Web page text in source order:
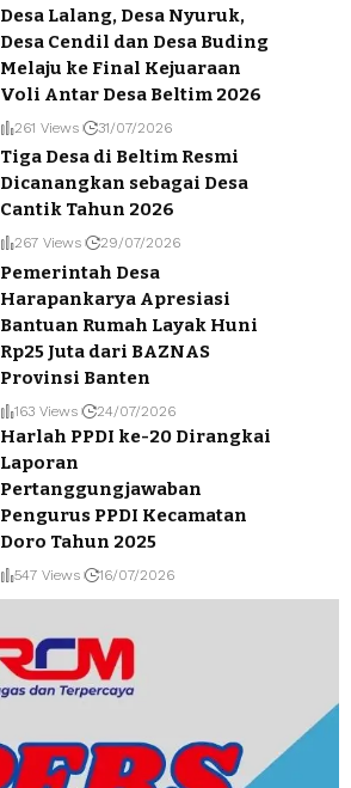
Desa Lalang, Desa Nyuruk,
Desa Cendil dan Desa Buding
Melaju ke Final Kejuaraan
Voli Antar Desa Beltim 2026
261 Views 31/07/2026
Tiga Desa di Beltim Resmi
Dicanangkan sebagai Desa
Cantik Tahun 2026
267 Views 29/07/2026
Pemerintah Desa
Harapankarya Apresiasi
Bantuan Rumah Layak Huni
Rp25 Juta dari BAZNAS
Provinsi Banten
163 Views 24/07/2026
Harlah PPDI ke-20 Dirangkai
Laporan
Pertanggungjawaban
Pengurus PPDI Kecamatan
Doro Tahun 2025
547 Views 16/07/2026